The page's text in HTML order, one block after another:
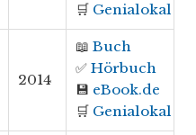
🛒 Genialokal
2014
📖 Buch
✅ Hörbuch
💾 eBook.de
🛒 Genialokal